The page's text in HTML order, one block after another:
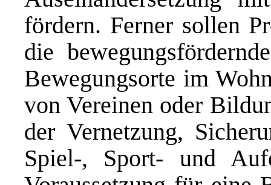
fördern. Ferner sollen
die
Bewegungsorte im
von Vereinen oder
der Vernetzung,
Spiel-, Sport- und